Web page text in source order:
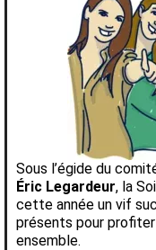
Sous l’égide du
Éric Legardeur, la
cette année un vif
présents pour
ensemble.